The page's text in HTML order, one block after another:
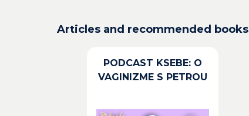
Articles and recommended books
PODCAST KSEBE: O
VAGINIZME S PETROU